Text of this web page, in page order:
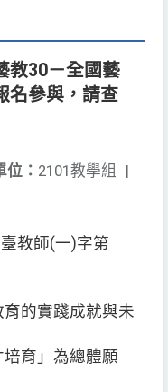
教30－全國藝
名參與，請查
位： 2101教學組 |
教師(一)字第
的實踐成就與未
育」為總體願